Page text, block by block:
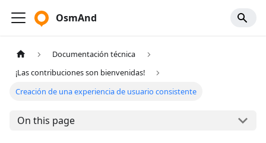
OsmAnd
Documentación técnica
¡Las contribuciones son bienvenidas!
Creación de una experiencia de usuario consistente
On this page